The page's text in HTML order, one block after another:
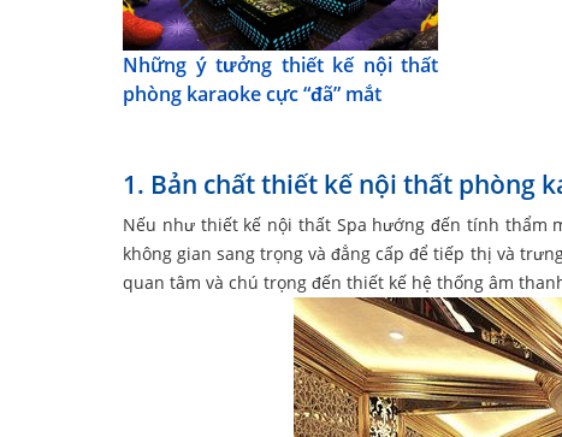
Những ý tưởng thiết kế nội thất
phòng karaoke cực “đã” mắt
1. Bản chất thiết kế nội thất phòng
Nếu như thiết kế nội thất Spa hướng đến tính thẩm
không gian sang trọng và đẳng cấp để tiếp thị và
quan tâm và chú trọng đến thiết kế hệ thống âm